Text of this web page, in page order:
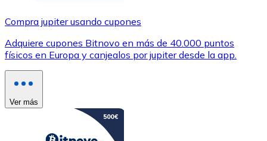
Compra jupiter usando cupones
Adquiere cupones Bitnovo en más de 40.000 puntos
físicos en Europa y canjealos por jupiter desde la app.
Ver más